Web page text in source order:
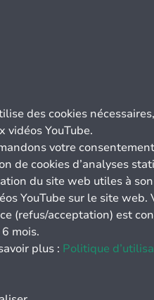
des cookies
vidéos YouTube.
votre
de cookies d’analyses
du site web utiles à
YouTube sur le site web.
(refus/acceptation) est
mois.
plus : Politique